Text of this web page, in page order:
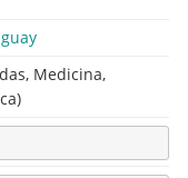
Medicina,